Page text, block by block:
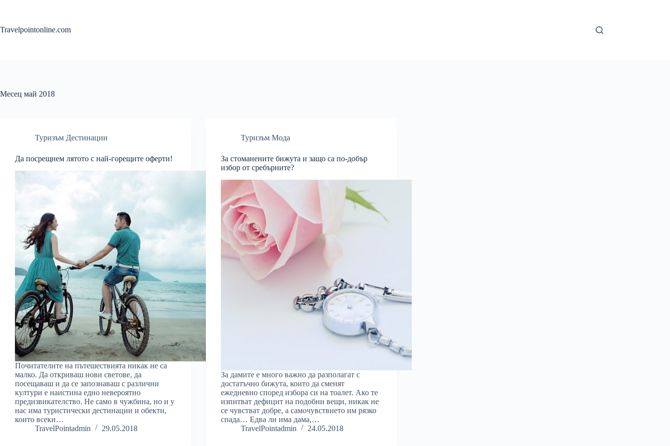
Travelpointonline.com
Месец май 2018
Туризъм Дестинации
Да посрещнем лятото с най-горещите оферти!
Почитателите на пътешествията никак не са
малко. Да откриваш нови светове, да
посещаваш и да се запознаваш с различни
култури е наистина едно невероятно
предизвикателство. Не само в чужбина, но и у
нас има туристически дестинации и обекти,
които всеки…
TravelPointadmin
29.05.2018
Туризъм Мода
За стоманените бижута и защо са по-добър
избор от сребърните?
За дамите е много важно да разполагат с
достатъчно бижута, които да сменят
ежедневно според избора си на тоалет. Ако те
изпитват дефицит на подобни вещи, никак не
се чувстват добре, а самочувствието им рязко
спада… Едва ли има дама,…
TravelPointadmin
24.05.2018